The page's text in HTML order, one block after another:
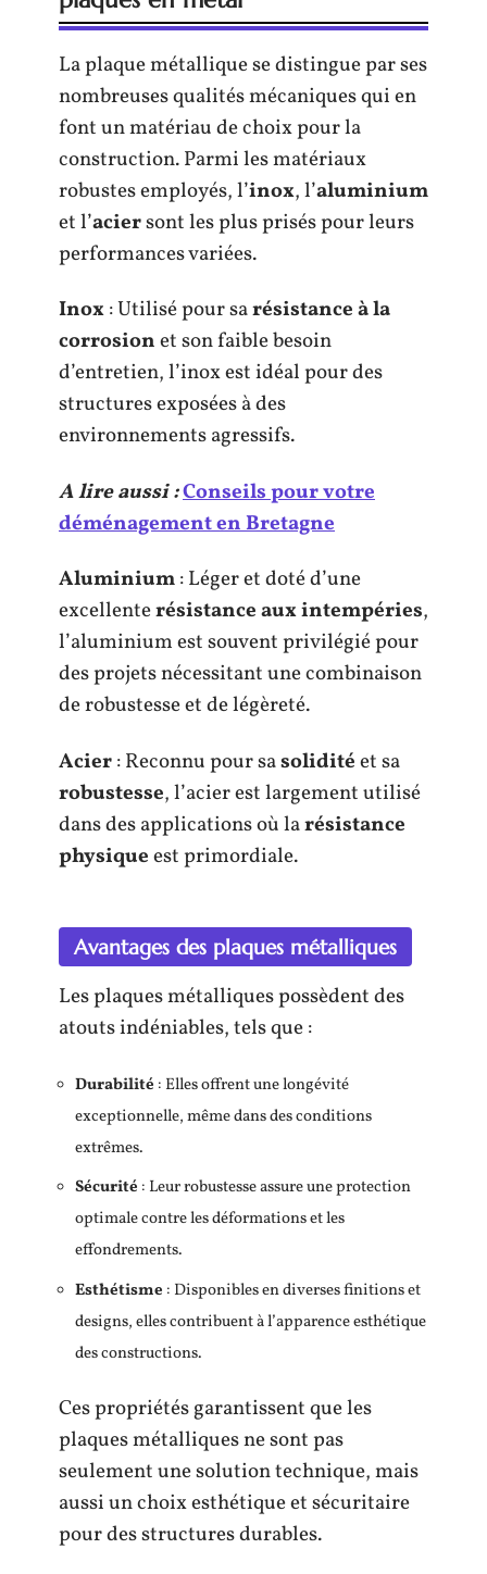
La plaque métallique se distingue par ses
nombreuses qualités mécaniques qui en
font un matériau de choix pour la
construction. Parmi les matériaux
robustes employés, l’inox, l’aluminium
et l’aciersont les plus prisés pour leurs
performances variées.
Inox: Utilisé pour sarésistance à la
corrosionet son faible besoin
d’entretien, l’inox est idéal pour des
structures exposées à des
environnements agressifs.
A lire aussi :Conseils pour votre
déménagement en Bretagne
Aluminium: Léger et doté d’une
excellenterésistance aux intempéries,
l’aluminium est souvent privilégié pour
des projets nécessitant une combinaison
de robustesse et de légèreté.
Acier: Reconnu pour sasoliditéet sa
robustesse, l’acier est largement utilisé
dans des applications où larésistance
physiqueest primordiale.
Avantages des plaques métalliques
Les plaques métalliques possèdent des
atouts indéniables, tels que :
Durabilité : Elles offrent une longévité
exceptionnelle, même dans des conditions
extrêmes.
Sécurité : Leur robustesse assure une protection
optimale contre les déformations et les
effondrements.
Esthétisme : Disponibles en diverses finitions et
designs, elles contribuent à l’apparence esthétique
des constructions.
Ces propriétés garantissent que les
plaques métalliques ne sont pas
seulement une solution technique, mais
aussi un choix esthétique et sécuritaire
pour des structures durables.